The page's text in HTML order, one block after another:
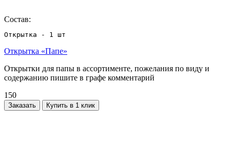
Состав:
Открытка - 1 шт
Открытка «Папе»
Открытки для папы в ассортименте, пожелания по виду и
содержанию пишите в графе комментарий
150
Заказать Купить в 1 клик